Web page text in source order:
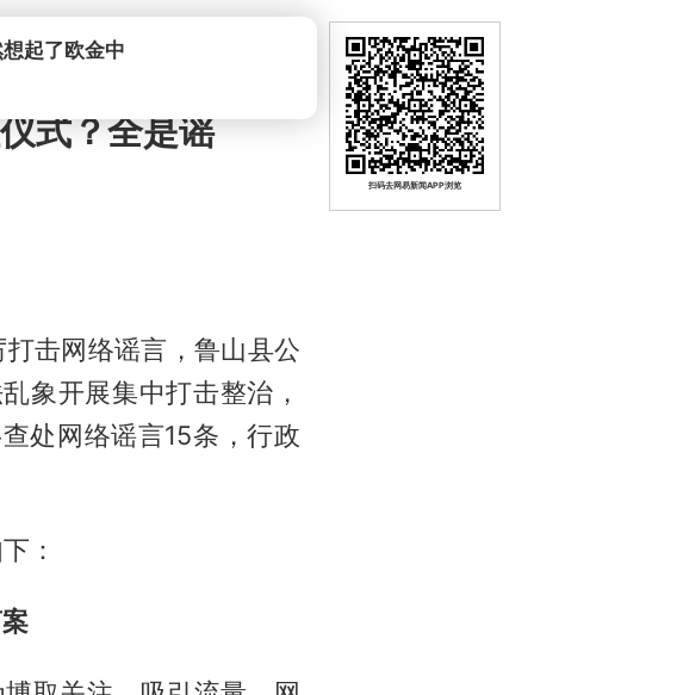
式？全是谣
击网络谣言，鲁山县公
象开展集中打击整治，
处网络谣言15条，行政
：
扫码去网易新闻APP浏览